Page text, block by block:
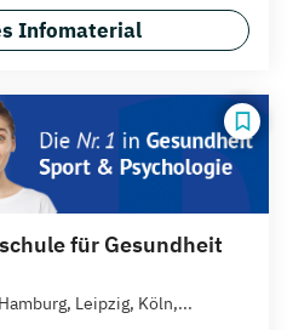
Infomaterial
für Gesundheit
Leipzig, Köln,...